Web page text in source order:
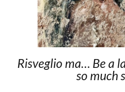
Risveglio ma… Be a
so much